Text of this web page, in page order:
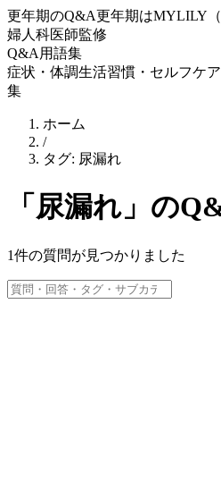
更年期のQ&A更年期はMYLILY（
婦人科医師監修
Q&A 用語集
症状・体調生活習慣・セルフケア
集
ホーム
/
タグ: 尿漏れ
「 尿漏れ 」の
1件の質問が見つかりました